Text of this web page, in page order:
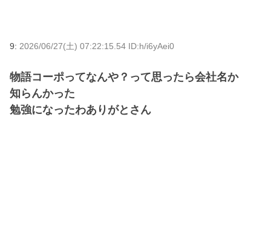
9: 2026/06/27(土) 07:22:15.54 ID:h/i6yAei0
物語コーポってなんや？って思ったら会社名か
知らんかった
勉強になったわありがとさん